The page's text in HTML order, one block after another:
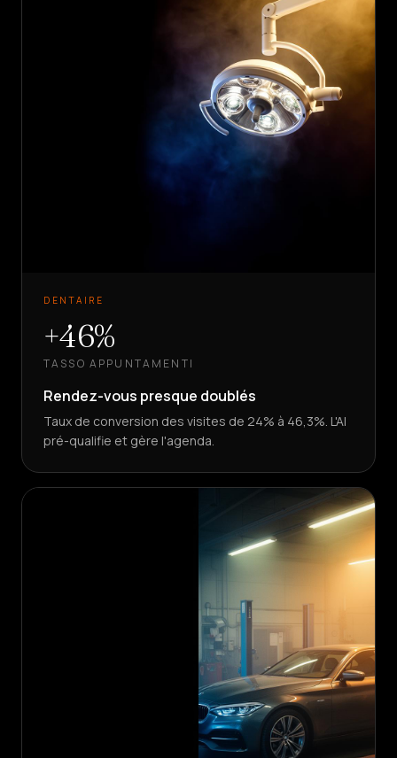
DENTAIRE
+46%
TASSO APPUNTAMENTI
Rendez-vous presque doublés
Taux de conversion des visites de 24% à 46,3%. L'AI
pré-qualifie et gère l'agenda.